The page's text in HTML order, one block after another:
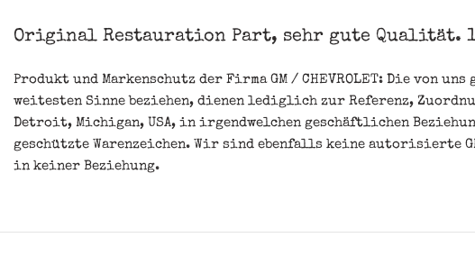
Original Restauration Part, sehr gute Qualität.
Produkt und Markenschutz der Firma GM / CHEVROLET: Die von
weitesten Sinne beziehen, dienen lediglich zur Referenz,
Detroit, Michigan, USA, in irgendwelchen geschäftlichen
geschützte Warenzeichen. Wir sind ebenfalls keine autorisierte
in keiner Beziehung.